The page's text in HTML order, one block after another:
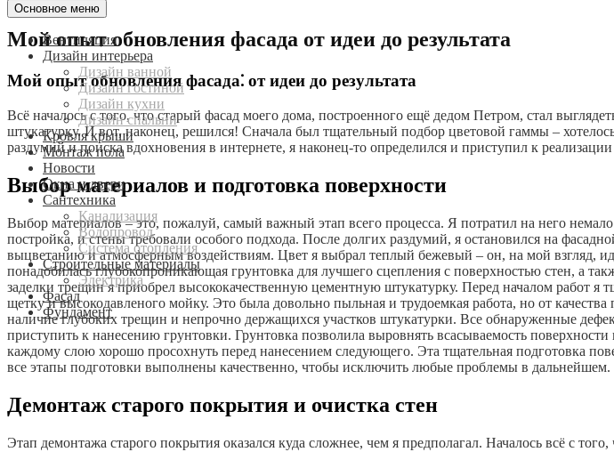
Основное меню
Вентиляция
Дизайн интерьера
Дизайн ванной
Дизайн гостиной
Дизайн кухни
Дизайн спальни
Кровля крыши
Монтаж пола
Новости
Окна и двери
Сантехника
Канализация
Водопровод
Система отопления
Строительные материалы
Электрика
Фасад
Фундамент
Мой опыт обновления фасада от идеи до результата
Мой опыт обновления фасада⁚ от идеи до результата
Всё началось с того, что старый фасад моего дома, построенного ещё дедом Петром, стал
штукатурку. И вот, наконец, решился! Сначала был тщательный подбор цветовой гаммы –
раздумий и поиска вдохновения в интернете, я наконец-то определился и приступил к
Выбор материалов и подготовка поверхности
Выбор материалов – это, пожалуй, самый важный этап всего процесса. Я потратил на него
постройка, и стены требовали особого подхода. После долгих раздумий, я остановился на
выцветанию и атмосферным воздействиям. Цвет я выбрал теплый бежевый – он, на мой взгляд,
понадобилась глубокопроникающая грунтовка для лучшего сцепления с поверхностью стен, а
заделки трещин я приобрел высококачественную цементную штукатурку. Перед началом работ я
щетку и высокодавленого мойку. Это была довольно пыльная и трудоемкая работа, но от
наличие глубоких трещин и непрочно держащихся участков штукатурки. Все обнаруженные
приступить к нанесению грунтовки. Грунтовка позволила выровнять всасываемость
каждому слою хорошо просохнуть перед нанесением следующего. Эта тщательная подготовка
все этапы подготовки выполнены качественно, чтобы исключить любые проблемы в дальнейшем.
Демонтаж старого покрытия и очистка стен
Этап демонтажа старого покрытия оказался куда сложнее, чем я предполагал. Началось всё с